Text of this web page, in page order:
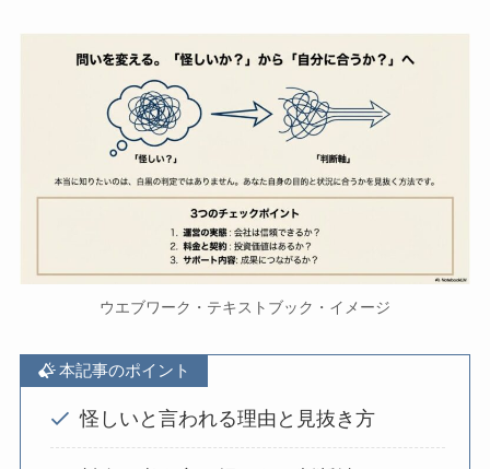
ウエブワーク・テキストブック・イメージ
本記事のポイント
怪しいと言われる理由と見抜き方